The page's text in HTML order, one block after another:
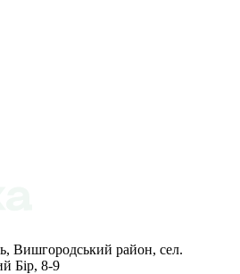
Вишгородський район, сел.
Бір, 8-9